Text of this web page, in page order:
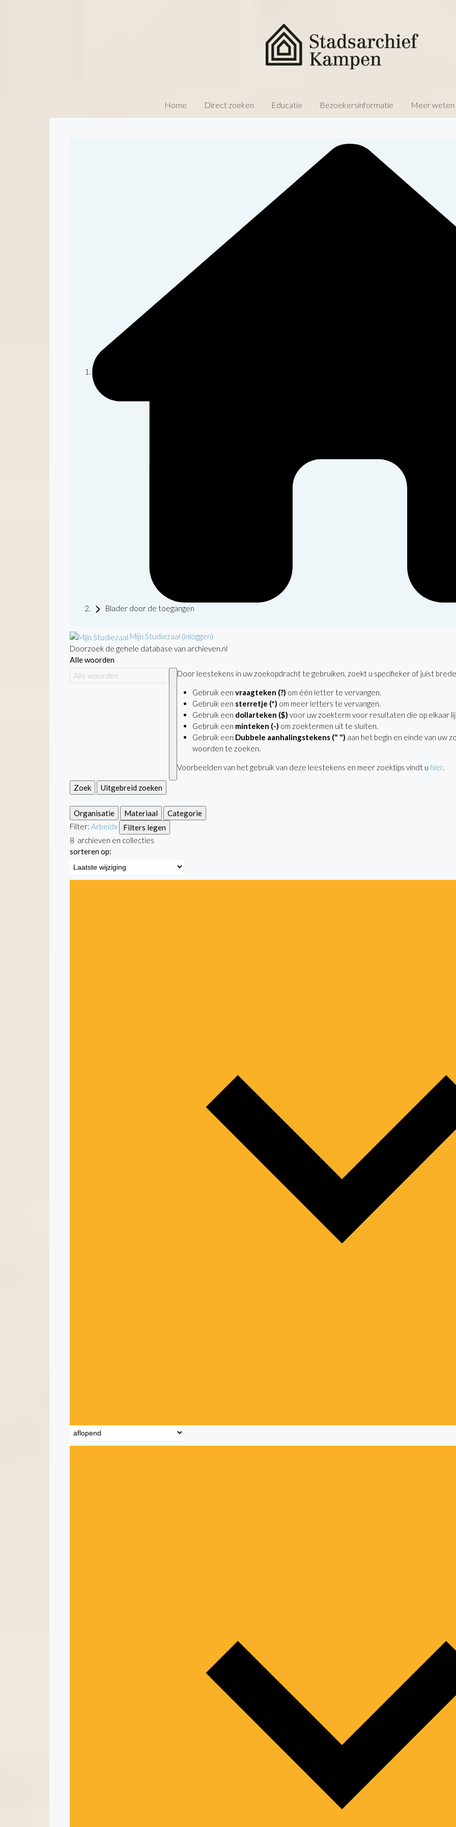
Home Direct zoeken Educatie Bezoekersinformatie Meer weten
Blader door de toegangen
Mijn Studiezaal (inloggen)
Doorzoek de gehele database van archieven.nl
Alle woorden
Door leestekens in uw zoekopdracht te gebruiken, zoekt u specifieker of juist
Gebruik een vraagteken (?) om één letter te vervangen.
Gebruik een sterretje (*) om meer letters te vervangen.
Gebruik een dollarteken ($) voor uw zoekterm voor resultaten die op elkaar
Gebruik een minteken (-) om zoektermen uit te sluiten.
Gebruik een Dubbele aanhalingstekens (" ") aan het begin en einde van uw
woorden te zoeken.
Voorbeelden van het gebruik van deze leestekens en meer zoektips vindt u hier.
Zoek Uitgebreid zoeken
Organisatie Materiaal
Categorie
Filter: Arbeidx
Filters legen
8 archieven en collecties
sorteren op: